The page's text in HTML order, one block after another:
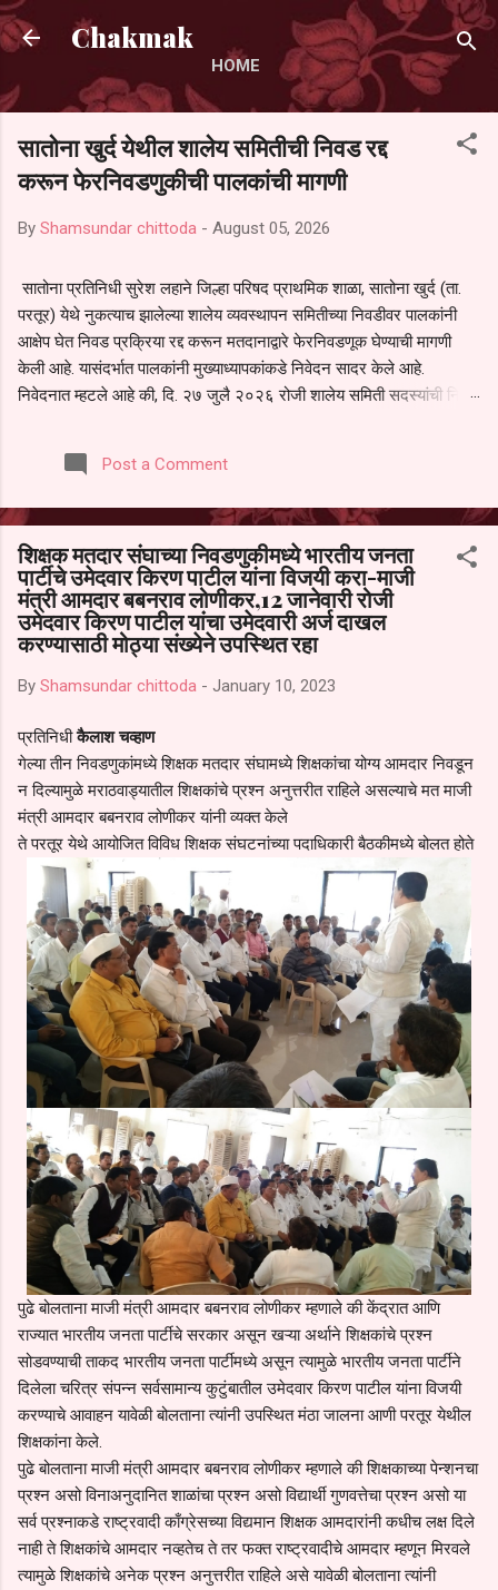
Skip to main content
Chakmak
HOME
सातोना खुर्द येथील शालेय समितीची निवड रद्द
करून फेरनिवडणुकीची पालकांची मागणी
By Shamsundar chittoda - August 05, 2026
सातोना प्रतिनिधी सुरेश लहाने जिल्हा परिषद प्राथमिक शाळा, सातोना खुर्द (ता.
परतूर) येथे नुकत्याच झालेल्या शालेय व्यवस्थापन समितीच्या निवडीवर पालकांनी
आक्षेप घेत निवड प्रक्रिया रद्द करून मतदानाद्वारे फेरनिवडणूक घेण्याची मागणी
केली आहे. यासंदर्भात पालकांनी मुख्याध्यापकांकडे निवेदन सादर केले आहे.
निवेदनात म्हटले आहे की, दि. २७ जुलै २०२६ रोजी शालेय समिती सदस्यांची निवड
पालकांना देण्यात आली नसल्याने मोठ्या संख्येने पालक बैठकीस उपस्थित राहू शकले
नाहीत. तसेच सर्व पालकांना विश्वासात न घेता निवड प्रक्रिया पूर्ण करण्यात
करण्यात यावी आणि सर्व पालकांच्या उपस्थितीत मतदान पद्धतीने शालेय समितीची
फेरनिवडणूक घेण्यात यावी, अशी मागणी पालकांनी केली आहे. या निवेदनाच्या प्रती
जिल्हा शिक्षण अधिकारी (प्राथमिक), जालना तसेच तालुका शिक्षण अधिकारी,
परतूर यांनाही पाठविण्यात आल्या असून प्रशासन याबाबत काय निर्णय घेते, याकडे
पालकांचे लक्ष लागले आहे. या न...
Post a Comment
शिक्षक मतदार संघाच्या निवडणुकीमध्ये भारतीय जनता
पार्टीचे उमेदवार किरण पाटील यांना विजयी करा-माजी
मंत्री आमदार बबनराव लोणीकर,12 जानेवारी रोजी
उमेदवार किरण पाटील यांचा उमेदवारी अर्ज दाखल
करण्यासाठी मोठ्या संख्येने उपस्थित रहा
By Shamsundar chittoda - January 10, 2023
प्रतिनिधीकैलाश चव्हाण
गेल्या तीन निवडणुकांमध्ये शिक्षक मतदार संघामध्ये शिक्षकांचा योग्य आमदार निवडून
न दिल्यामुळे मराठवाड्यातील शिक्षकांचे प्रश्न अनुत्तरीत राहिले असल्याचे मत माजी
मंत्री आमदार बबनराव लोणीकर यांनी व्यक्त केले
ते परतूर येथे आयोजित विविध शिक्षक संघटनांच्या पदाधिकारी बैठकीमध्ये बोलत होते
पुढे बोलताना माजी मंत्री आमदार बबनराव लोणीकर म्हणाले की केंद्रात आणि
राज्यात भारतीय जनता पार्टीचे सरकार असून खऱ्या अर्थाने शिक्षकांचे प्रश्न
सोडवण्याची ताकद भारतीय जनता पार्टीमध्ये असून त्यामुळे भारतीय जनता पार्टीने
दिलेला चरित्र संपन्न सर्वसामान्य कुटुंबातील उमेदवार किरण पाटील यांना विजयी
करण्याचे आवाहन यावेळी बोलताना त्यांनी उपस्थित मंठा जालना आणी परतूर येथील
शिक्षकांना केले.
पुढे बोलताना माजी मंत्री आमदार बबनराव लोणीकर म्हणाले की शिक्षकाच्या पेन्शनचा
प्रश्न असो विनाअनुदानित शाळांचा प्रश्न असो विद्यार्थी गुणवत्तेचा प्रश्न असो या
सर्व प्रश्नाकडे राष्ट्रवादी काँग्रेसच्या विद्यमान शिक्षक आमदारांनी कधीच लक्ष दिले
नाही ते शिक्षकांचे आमदार नव्हतेच ते तर फक्त राष्ट्रवादीचे आमदार म्हणून मिरवले
त्यामुळे शिक्षकांचे अनेक प्रश्न अनुत्तरीत राहिले असे यावेळी बोलताना त्यांनी